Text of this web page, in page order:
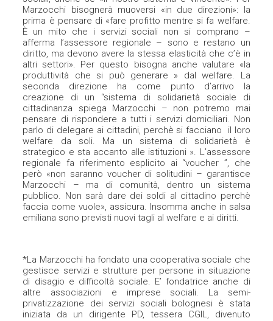
Marzocchi bisognerà muoversi «in due direzioni»: la
prima è pensare di «fare profitto mentre si fa welfare.
È un mito che i servizi sociali non si comprano –
afferma l’assessore regionale – sono e restano un
diritto, ma devono avere la stessa elasticità che c’è in
altri settori». Per questo bisogna anche valutare «la
produttività che si può generare » dal welfare. La
seconda direzione ha come punto d’arrivo la
creazione di un “sistema di solidarietà sociale di
cittadinanza spiega Marzocchi – non potremo mai
pensare di rispondere a tutti i servizi domiciliari. Non
parlo di delegare ai cittadini, perchè si facciano il loro
welfare da soli. Ma un sistema di solidarietà è
strategico e sta accanto alle istituzioni ». L’assessore
regionale fa riferimento esplicito ai “voucher ”, che
però «non saranno voucher di solitudini – garantisce
Marzocchi – ma di comunità, dentro un sistema
pubblico. Non sarà dare dei soldi al cittadino perchè
faccia come vuole», assicura. Insomma anche in salsa
emiliana sono previsti nuovi tagli al welfare e ai diritti.
*La Marzocchi ha fondato una cooperativa sociale che
gestisce servizi e strutture per persone in situazione
di disagio e difficoltà sociale. E’ fondatrice anche di
altre associazioni e imprese sociali. La semi-
privatizzazione dei servizi sociali bolognesi è stata
iniziata da un dirigente PD, tessera CGIL, divenuto